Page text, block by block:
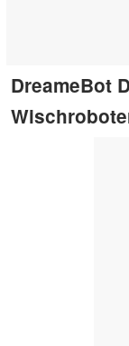
DreameBot